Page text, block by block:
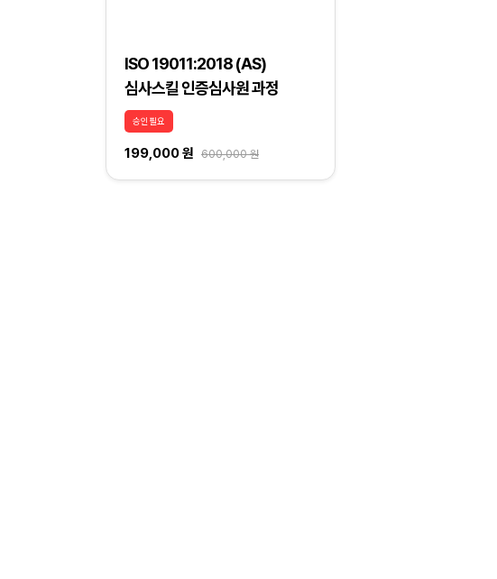
ISO 19011:2018 (AS)
심사스킬 인증심사원 과정
승인필요
199,000 원 600,000 원